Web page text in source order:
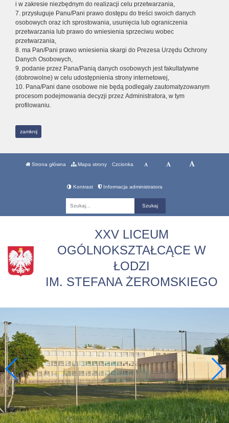
i w zakresie niezbędnym do realizacji celu przetwarzania,
7. przysługuje Panu/Pani prawo dostępu do treści swoich danych
osobowych oraz ich sprostowania, usunięcia lub ograniczenia
przetwarzania lub prawo do wniesienia sprzeciwu wobec
przetwarzania,
8. ma Pan/Pani prawo wniesienia skargi do Prezesa Urzędu Ochrony
Danych Osobowych,
9. podanie przez Pana/Panią danych osobowych jest fakultatywne
(dobrowolne) w celu udostępnienia strony internetowej,
10. Pana/Pani dane osobowe nie będą podlegały zautomatyzowanym
procesom podejmowania decyzji przez Administratora, w tym
profilowaniu.
zamknij
Strona główna Mapa strony Czcionka
Kontrast Informacja administratora
XXV LICEUM
OGÓLNOKSZTAŁCĄCE W
ŁODZI
IM. STEFANA ŻEROMSKIEGO